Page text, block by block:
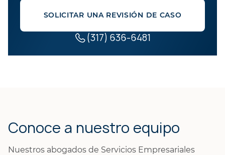
SOLICITAR UNA REVISIÓN DE CASO
(317) 636-6481
Conoce a nuestro equipo
Nuestros abogados de Servicios Empresariales